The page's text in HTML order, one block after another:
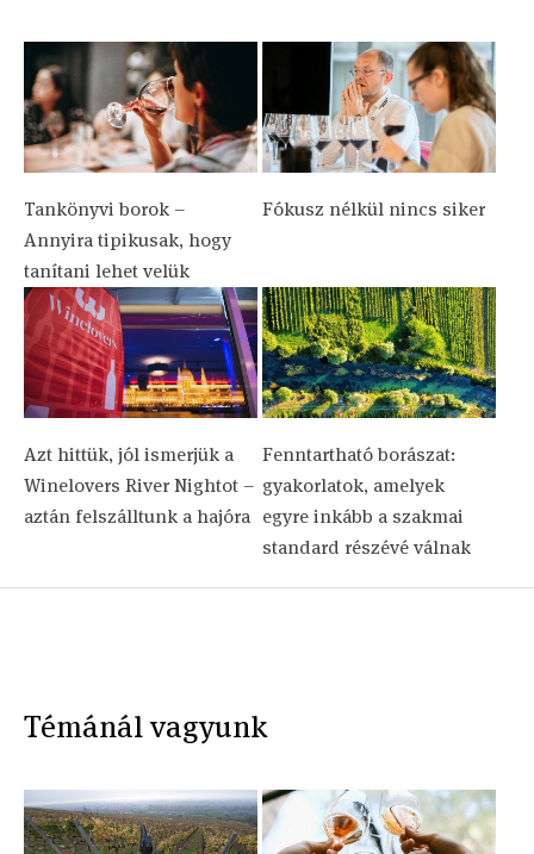
Tankönyvi borok –
Annyira tipikusak, hogy
tanítani lehet velük
Fókusz nélkül nincs siker
Azt hittük, jól ismerjük a
Winelovers River Nightot –
aztán felszálltunk a hajóra
Fenntartható borászat:
gyakorlatok, amelyek
egyre inkább a szakmai
standard részévé válnak
Témánál vagyunk